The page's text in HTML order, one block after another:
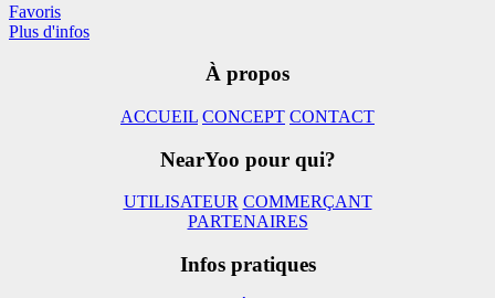
Favoris
Plus d'infos
À propos
ACCUEIL CONCEPT CONTACT
NearYoo pour qui?
UTILISATEUR COMMERÇANT
PARTENAIRES
Infos pratiques